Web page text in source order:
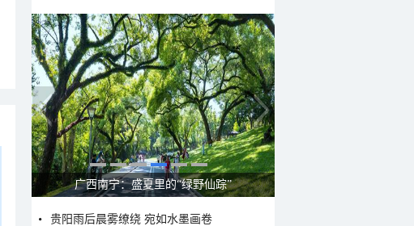
呼伦贝尔草原 藏着最治愈的蓝天白云
贵阳雨后晨雾缭绕 宛如水墨画卷